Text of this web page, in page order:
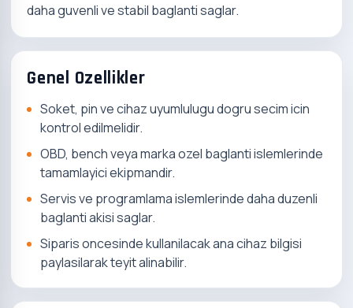
daha guvenli ve stabil baglanti saglar.
Genel Ozellikler
Soket, pin ve cihaz uyumlulugu dogru secim icin
kontrol edilmelidir.
OBD, bench veya marka ozel baglanti islemlerinde
tamamlayici ekipmandir.
Servis ve programlama islemlerinde daha duzenli
baglanti akisi saglar.
Siparis oncesinde kullanilacak ana cihaz bilgisi
paylasilarak teyit alinabilir.